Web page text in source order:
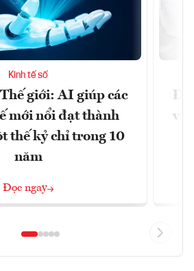
Kinh tế số
giới: AI giúp các
mới nổi đạt thành
thế kỷ chỉ trong 10
năm
Đọc ngay